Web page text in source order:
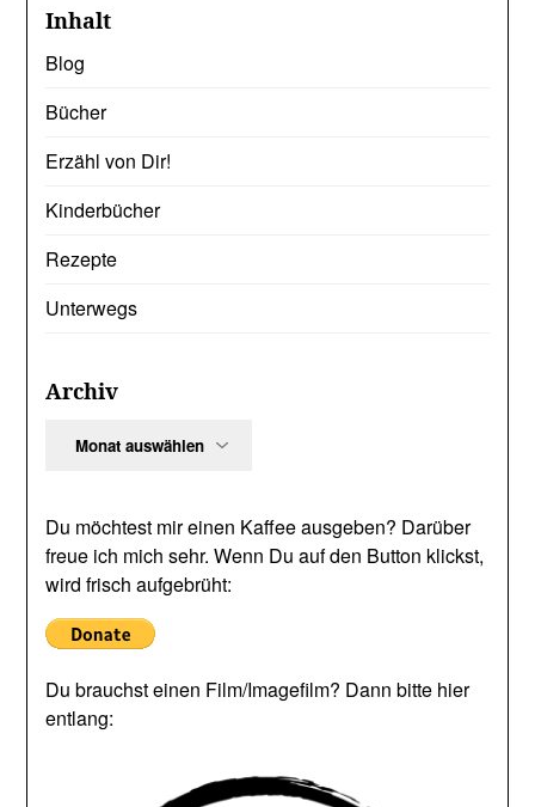
Inhalt
Blog
Bücher
Erzähl von Dir!
Kinderbücher
Rezepte
Unterwegs
Archiv
Du möchtest mir einen Kaffee ausgeben? Darüber
freue ich mich sehr. Wenn Du auf den Button klickst,
wird frisch aufgebrüht:
Du brauchst einen Film/Imagefilm? Dann bitte hier
entlang: